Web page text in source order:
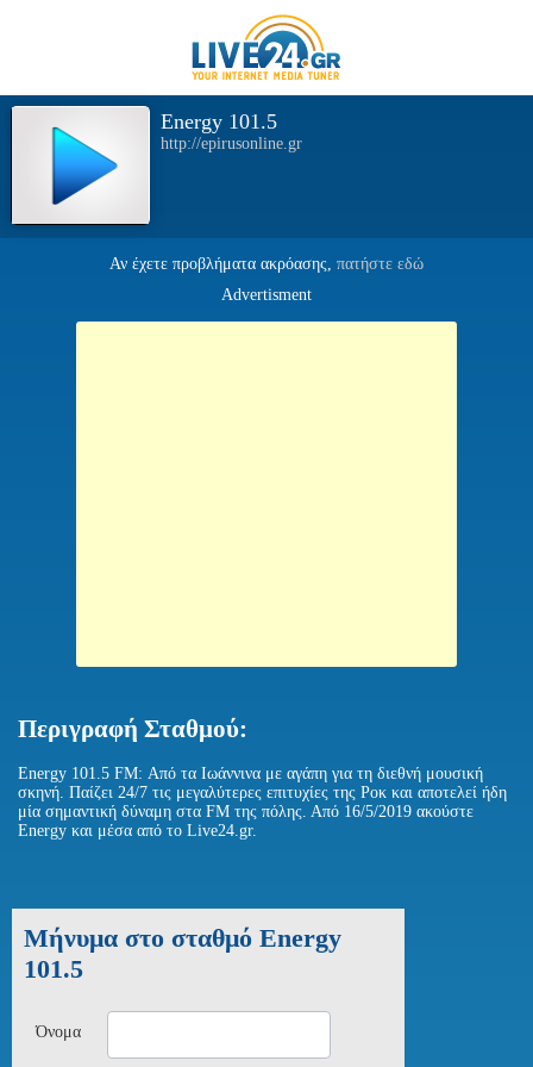
Energy 101.5
http://epirusonline.gr
Αν έχετε προβλήματα ακρόασης, πατήστε εδώ
Advertisment
Περιγραφή Σταθμού:
Energy 101.5 FM: Από τα Ιωάννινα με αγάπη για τη διεθνή μουσική
σκηνή. Παίζει 24/7 τις μεγαλύτερες επιτυχίες της Ροκ και αποτελεί ήδη
μία σημαντική δύναμη στα FM της πόλης. Από 16/5/2019 ακούστε
Energy και μέσα από το Live24.gr.
Μήνυμα στο σταθμό Energy
101.5
Όνομα